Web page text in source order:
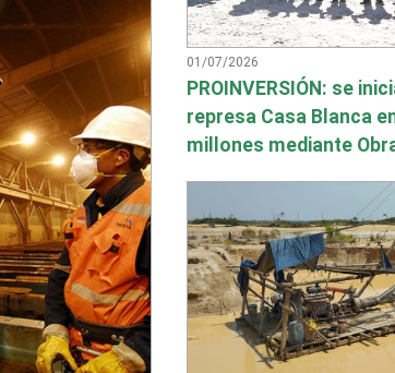
01/07/2026
PROINVERSIÓN: se
represa Casa Blanca
millones mediante